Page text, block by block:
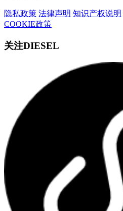
隐私政策 法律声明 知识产权说明
COOKIE政策
关注DIESEL